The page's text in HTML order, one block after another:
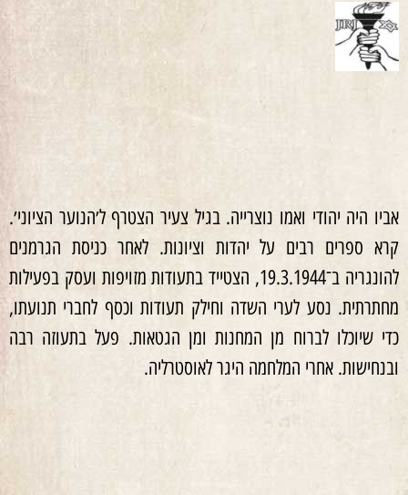
אביו היה יהודי ואמו נוצרייה. בגיל צעיר הצטרף ל׳הנוער הציוני׳.
קרא ספרים רבים על יהדות וציונות. לאחר כניסת הגרמנים
להונגריה ב־19.3.1944, הצטייד בתעודות מזויפות ועסק בפעילות
מחתרתית. נסע לערי השדה וחילק תעודות וכסף לחברי תנועתו,
כדי שיוכלו לברוח מן המחנות ומן הגטאות. פעל בתעוזה רבה
ובנחישות. אחרי המלחמה היגר לאוסטרליה.